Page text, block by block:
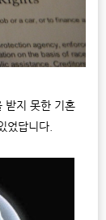
받지 못한 기혼
었답니다.